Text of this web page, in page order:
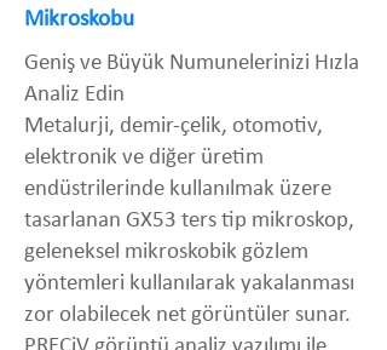
Mikroskobu
Geniş ve Büyük Numunelerinizi Hızla
Analiz Edin
Metalurji, demir-çelik, otomotiv,
elektronik ve diğer üretim
endüstrilerinde kullanılmak üzere
tasarlanan GX53 ters tip mikroskop,
geleneksel mikroskobik gözlem
yöntemleri kullanılarak yakalanması
zor olabilecek net görüntüler sunar.